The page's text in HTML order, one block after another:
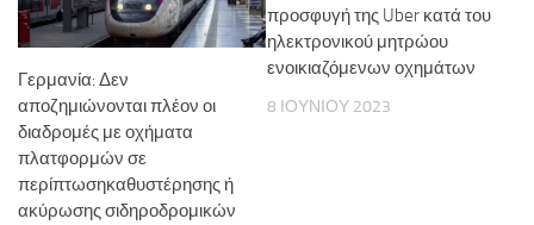
Γερμανία: Δεν
αποζημιώνονται πλέον οι
διαδρομές με οχήματα
πλατφορμών σε
περίπτωσηκαθυστέρησης ή
ακύρωσης σιδηροδρομικών
προσφυγή της Uber κατά του
ηλεκτρονικού μητρώου
ενοικιαζόμενων οχημάτων
8 ΙΟΥΝΊΟΥ 2023